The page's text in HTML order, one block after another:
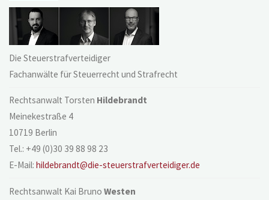
Die Steuerstrafverteidiger
Fachanwälte für Steuerrecht und Strafrecht
Rechtsanwalt Torsten Hildebrandt
Meinekestraße 4
10719 Berlin
Tel.: +49 (0)30 39 88 98 23
E-Mail:hildebrandt@die-steuerstrafverteidiger.de
Rechtsanwalt Kai BrunoWesten